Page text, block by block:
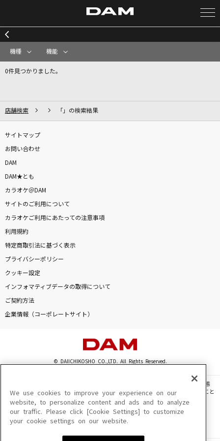
カラオケ検索
カラオケリクエスト
[生音]長い髪
FOMARE
雨のち晴れ
Mr.Children
[生音]裸の心
Soranji
Mrs. GREEN APPLE
[生音]足音 ～Be Strong
YOASOBI
わたがし
機種 機能
0件見つかりました。
店舗検索 「」の検索結果
サイトマップ
お問い合わせ
DAM
DAM★とも
カラオケ＠DAM
サイトのご利用について
カラオケご利用にあたっての注意事項
利用規約
特定商取引法に基づく表示
プライバシーポリシー
クッキー設定
インフォマティブデータの取得について
ご契約方法
企業情報（コーポレートサイト）
© DAIICHIKOSHO CO.,LTD. All Rights Reserved.
このサイトに掲載されている一切の文章・画像・写真・動画・音声等を、手段や形態
を問わず、著作権法の定める範囲を超えて無断で複製、転載、ファイル化などすること
を禁じます。
楽曲及びコンテンツは、機種によりご利用いただけない場合があります。
楽曲及びコンテンツの配信日、配信内容が変更になる場合があります。
We use cookies to improve your experience on our
website, to personalize content and ads and to analyze
our traffic. Please click [Cookie Settings] to customize
your cookie settings on our website.